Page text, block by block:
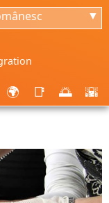
▼
🌍 📑 🌅 🌇